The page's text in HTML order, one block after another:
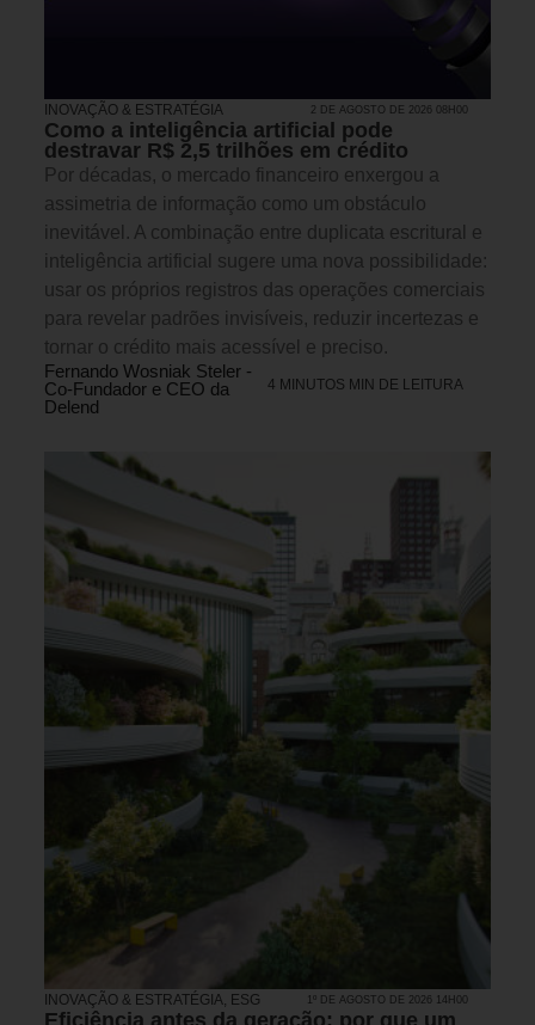
INOVAÇÃO & ESTRATÉGIA 2 DE AGOSTO DE 2026 08H00
Como a inteligência artificial pode
destravar R$ 2,5 trilhões em crédito
Por décadas, o mercado financeiro enxergou a
assimetria de informação como um obstáculo
inevitável. A combinação entre duplicata escritural e
inteligência artificial sugere uma nova possibilidade:
usar os próprios registros das operações comerciais
para revelar padrões invisíveis, reduzir incertezas e
tornar o crédito mais acessível e preciso.
Fernando Wosniak Steler -
Co-Fundador e CEO da
Delend
4 MINUTOS MIN DE LEITURA
INOVAÇÃO & ESTRATÉGIA, ESG 1º DE AGOSTO DE 2026 14H00